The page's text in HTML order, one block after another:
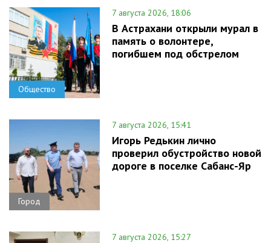
Общество
7 августа 2026, 18:06
В Астрахани открыли мурал в
память о волонтере,
погибшем под обстрелом
Город
7 августа 2026, 15:41
Игорь Редькин лично
проверил обустройство новой
дороге в поселке Сабанс-Яр
7 августа 2026, 15:27